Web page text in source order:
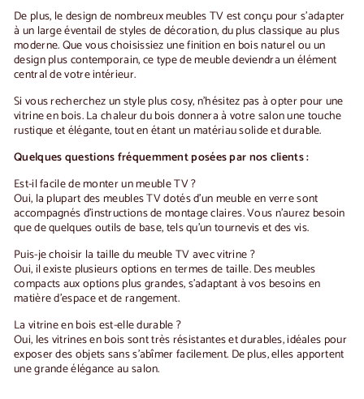
De plus, le design de nombreux meubles TV est conçu pour s'adapter
à un large éventail de styles de décoration, du plus classique au plus
moderne. Que vous choisissiez une finition en bois naturel ou un
design plus contemporain, ce type de meuble deviendra un élément
central de votre intérieur.
Si vous recherchez un style plus cosy, n'hésitez pas à opter pour une
vitrine en bois. La chaleur du bois donnera à votre salon une touche
rustique et élégante, tout en étant un matériau solide et durable.
Quelques questions fréquemment posées par nos clients :
Est-il facile de monter un meuble TV ?
Oui, la plupart des meubles TV dotés d'un meuble en verre sont
accompagnés d'instructions de montage claires. Vous n'aurez besoin
que de quelques outils de base, tels qu'un tournevis et des vis.
Puis-je choisir la taille du meuble TV avec vitrine ?
Oui, il existe plusieurs options en termes de taille. Des meubles
compacts aux options plus grandes, s'adaptant à vos besoins en
matière d'espace et de rangement.
La vitrine en bois est-elle durable ?
Oui, les vitrines en bois sont très résistantes et durables, idéales pour
exposer des objets sans s'abîmer facilement. De plus, elles apportent
une grande élégance au salon.